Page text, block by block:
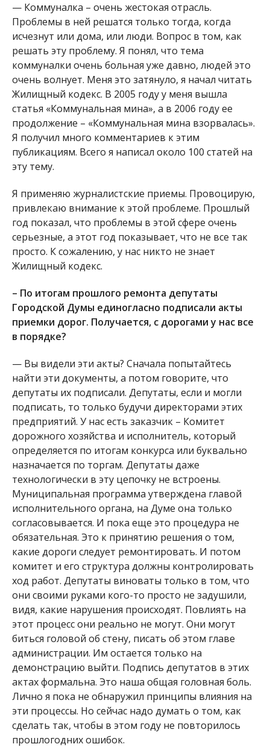
— Коммуналка – очень жестокая отрасль.
Проблемы в ней решатся только тогда, когда
исчезнут или дома, или люди. Вопрос в том, как
решать эту проблему. Я понял, что тема
коммуналки очень больная уже давно, людей это
очень волнует. Меня это затянуло, я начал читать
Жилищный кодекс. В 2005 году у меня вышла
статья «Коммунальная мина», а в 2006 году ее
продолжение – «Коммунальная мина взорвалась».
Я получил много комментариев к этим
публикациям. Всего я написал около 100 статей на
эту тему.
Я применяю журналистские приемы. Провоцирую,
привлекаю внимание к этой проблеме. Прошлый
год показал, что проблемы в этой сфере очень
серьезные, а этот год показывает, что не все так
просто. К сожалению, у нас никто не знает
Жилищный кодекс.
– По итогам прошлого ремонта депутаты
Городской Думы единогласно подписали акты
приемки дорог. Получается, с дорогами у нас все
в порядке?
— Вы видели эти акты? Сначала попытайтесь
найти эти документы, а потом говорите, что
депутаты их подписали. Депутаты, если и могли
подписать, то только будучи директорами этих
предприятий. У нас есть заказчик – Комитет
дорожного хозяйства и исполнитель, который
определяется по итогам конкурса или буквально
назначается по торгам. Депутаты даже
технологически в эту цепочку не встроены.
Муниципальная программа утверждена главой
исполнительного органа, на Думе она только
согласовывается. И пока еще это процедура не
обязательная. Это к принятию решения о том,
какие дороги следует ремонтировать. И потом
комитет и его структура должны контролировать
ход работ. Депутаты виноваты только в том, что
они своими руками кого-то просто не задушили,
видя, какие нарушения происходят. Повлиять на
этот процесс они реально не могут. Они могут
биться головой об стену, писать об этом главе
администрации. Им остается только на
демонстрацию выйти. Подпись депутатов в этих
актах формальна. Это наша общая головная боль.
Лично я пока не обнаружил принципы влияния на
эти процессы. Но сейчас надо думать о том, как
сделать так, чтобы в этом году не повторилось
прошлогодних ошибок.